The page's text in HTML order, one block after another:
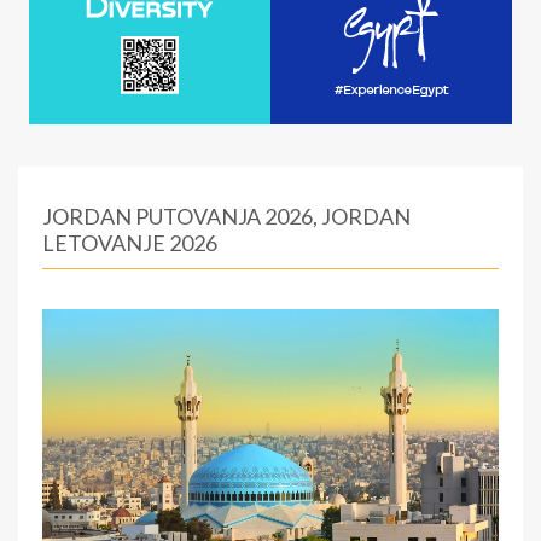
JORDAN PUTOVANJA 2026, JORDAN
LETOVANJE 2026